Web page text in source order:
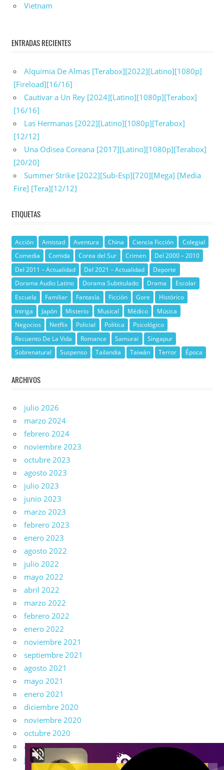
Vietnam
ENTRADAS RECIENTES
Alquimia De Almas [Terabox][2022][Latino][1080p]
[Fireload][16/16]
Cautivar a Un Rey [2024][Latino][1080p][Terabox]
[16/16]
Las Hermanas [2022][Latino][1080p][Terabox]
[12/12]
Una Odisea Coreana [2017][Latino][1080p][Terabox]
[20/20]
Summer Strike [2022][Sub-Esp][720][Mega] [Media
Fire] [Tera][12/12]
ETIQUETAS
Acción Amistad Aventura China Ciencia Ficción
Colegial
Comedia
Comida Corea del Sur Crimen
Del 2000 – 2010
Del 2011 – Actualidad
Del 2021 – Actualidad
Deporte
Dorama Audio Latino
Dorama Subtitulado Drama
Escolar
Escuela
Familiar Fantasía Ficción Gore
Histórico
Intriga
Japón Misterio Musical Médico
Música
Negocios
Netflix Policial Política
Psicológico
Recuento De La Vida
Romance Samurai
Singapur
Sobrenatural
Suspenso Tailandia Taiwán Terror Época
ARCHIVOS
julio 2026
marzo 2024
febrero 2024
noviembre 2023
octubre 2023
agosto 2023
julio 2023
junio 2023
marzo 2023
febrero 2023
enero 2023
agosto 2022
julio 2022
mayo 2022
abril 2022
marzo 2022
febrero 2022
enero 2022
noviembre 2021
septiembre 2021
agosto 2021
mayo 2021
enero 2021
diciembre 2020
noviembre 2020
octubre 2020
agosto 2020
julio 2020